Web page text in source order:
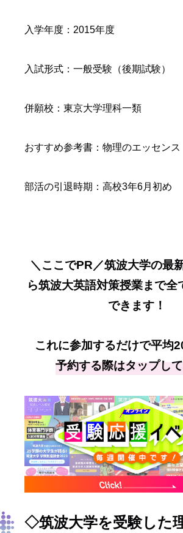
入学年度：2015年度
入試形式：一般受験（後期試験）
併願校：東京大学理科一類
おすすめ参考書：物理のエッセンス
部活の引退時期：高校3年6月初め
＼ここでPR／筑波大学の最
ら筑波大英語対策授業まで全
できます！
これに参加するだけで平均
予約する際はタップし
◇筑波大学を受験した